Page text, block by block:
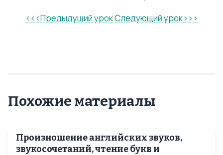
<<<Предыдущий урокСледующий урок>>>
Похожие материалы
Произношение английских звуков,
звукосочетаний, чтение букв и